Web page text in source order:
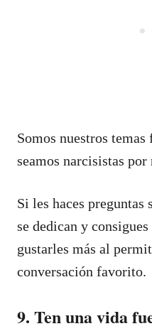
Somos nuestros
seamos narcisistas por
Si les haces preguntas
se dedican y
gustarles más al
conversación favorito.
9. Ten una vida